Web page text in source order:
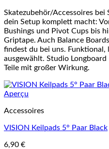
Skatezubehör/Accessoires bei
dein Setup komplett macht:
Bushings und Pivot Cups bis
Griptape. Auch Balance
findest du bei uns. Funktional,
ausgewählt. Studio
Teile mit großer Wirkung.
Aperçu
Accessoires
VISION Keilpads 5° Paar Black
6,90 €